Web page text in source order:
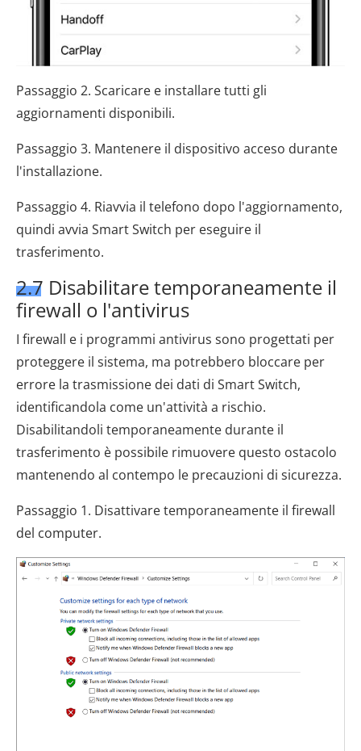
Passaggio 2. Scaricare e installare tutti gli
aggiornamenti disponibili.
Passaggio 3. Mantenere il dispositivo acceso durante
l'installazione.
Passaggio 4. Riavvia il telefono dopo l'aggiornamento,
quindi avvia Smart Switch per eseguire il
trasferimento.
2.7 Disabilitare temporaneamente il
firewall o l'antivirus
I firewall e i programmi antivirus sono progettati per
proteggere il sistema, ma potrebbero bloccare per
errore la trasmissione dei dati di Smart Switch,
identificandola come un'attività a rischio.
Disabilitandoli temporaneamente durante il
trasferimento è possibile rimuovere questo ostacolo
mantenendo al contempo le precauzioni di sicurezza.
Passaggio 1. Disattivare temporaneamente il firewall
del computer.